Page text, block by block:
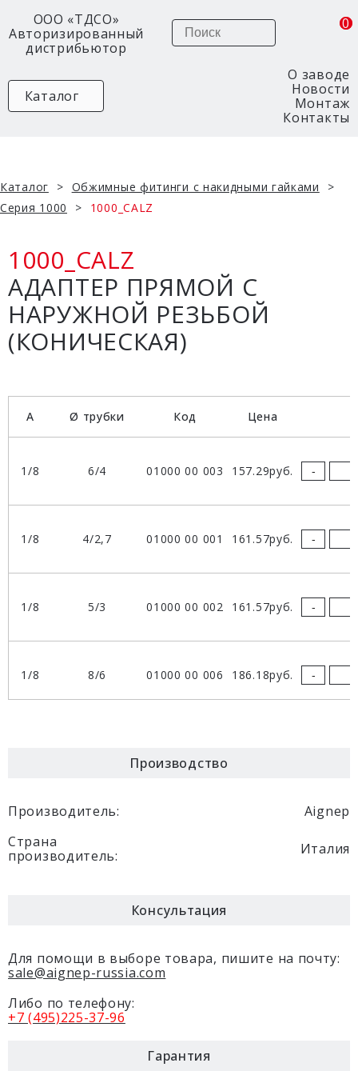
ООО «ТДСО»
Авторизированный
дистрибьютор
Каталог
О заводе
Новости
Монтаж
Контакты
Поиск 0
0
Каталог
Обжимные фитинги с накидными гайками
Серия 1000
1000_CALZ
1000_CALZ
АДАПТЕР ПРЯМОЙ С
НАРУЖНОЙ РЕЗЬБОЙ
(КОНИЧЕСКАЯ)
A Ø трубки Код Цена
1/8 6/4 01000 00 003 157.29руб. -
1/8 4/2,7 01000 00 001 161.57руб. -
1/8 5/3 01000 00 002 161.57руб. -
1/8 8/6 01000 00 006 186.18руб. -
1/4 8/6 -
3/8 6/4
Производство
Производитель:
Aignep
Страна
производитель:
Италия
Консультация
Для помощи в выборе товара, пишите на почту:
sale@aignep-russia.com
Либо по телефону:
+7 (495)225-37-96
Гарантия